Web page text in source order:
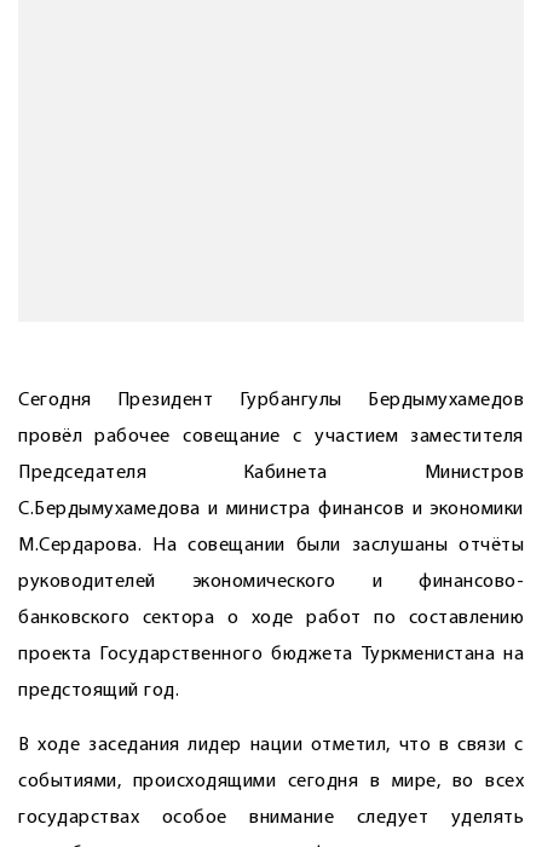
Сегодня Президент Гурбангулы Бердымухамедов
провёл рабочее совещание с участием замес­тителя
Председателя Кабинета Министров
С.Бердымухамедова и министра финансов и экономики
М.Сердарова. На совещании были заслушаны отчёты
руководителей экономического и финансово-
банковского­ ­сектора о ходе работ по составлению
проекта Государственного бюджета Туркменистана на
предстоящий год.
В ходе заседания лидер нации отметил, что в связи с
событиями, происходящими сегодня в мире, во всех
государствах особое внимание следует уделять